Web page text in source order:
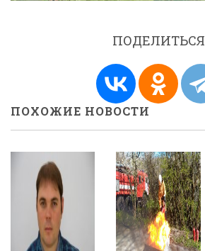
ПОДЕЛИТЬСЯ
ПОХОЖИЕ НОВОСТИ